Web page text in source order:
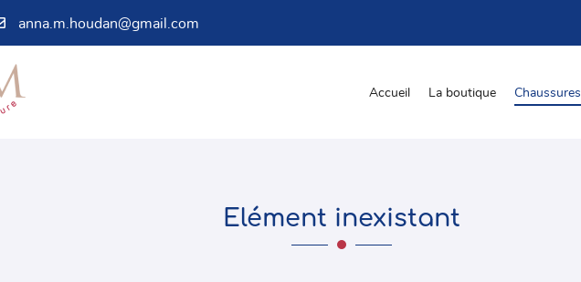
Accueil La boutique Chaussures
Elément inexistant